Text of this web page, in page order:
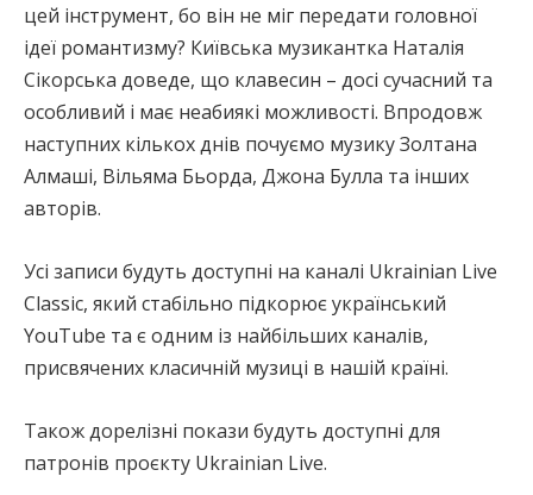
цей інструмент, бо він не міг передати головної
ідеї романтизму? Київська музикантка Наталія
Сікорська доведе, що клавесин – досі сучасний та
особливий і має неабиякі можливості. Впродовж
наступних кількох днів почуємо музику Золтана
Алмаші, Вільяма Бьорда, Джона Булла та інших
авторів.
Усі записи будуть доступні на каналі Ukrainian Live
Classic, який стабільно підкорює український
YouTube та є одним із найбільших каналів,
присвячених класичній музиці в нашій країні.
Також дорелізні покази будуть доступні для
патронів проєкту Ukrainian Live.